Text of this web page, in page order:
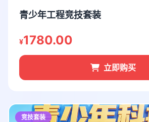
青少年工程竞技套装
¥1780.00
立即购买
竞技套装